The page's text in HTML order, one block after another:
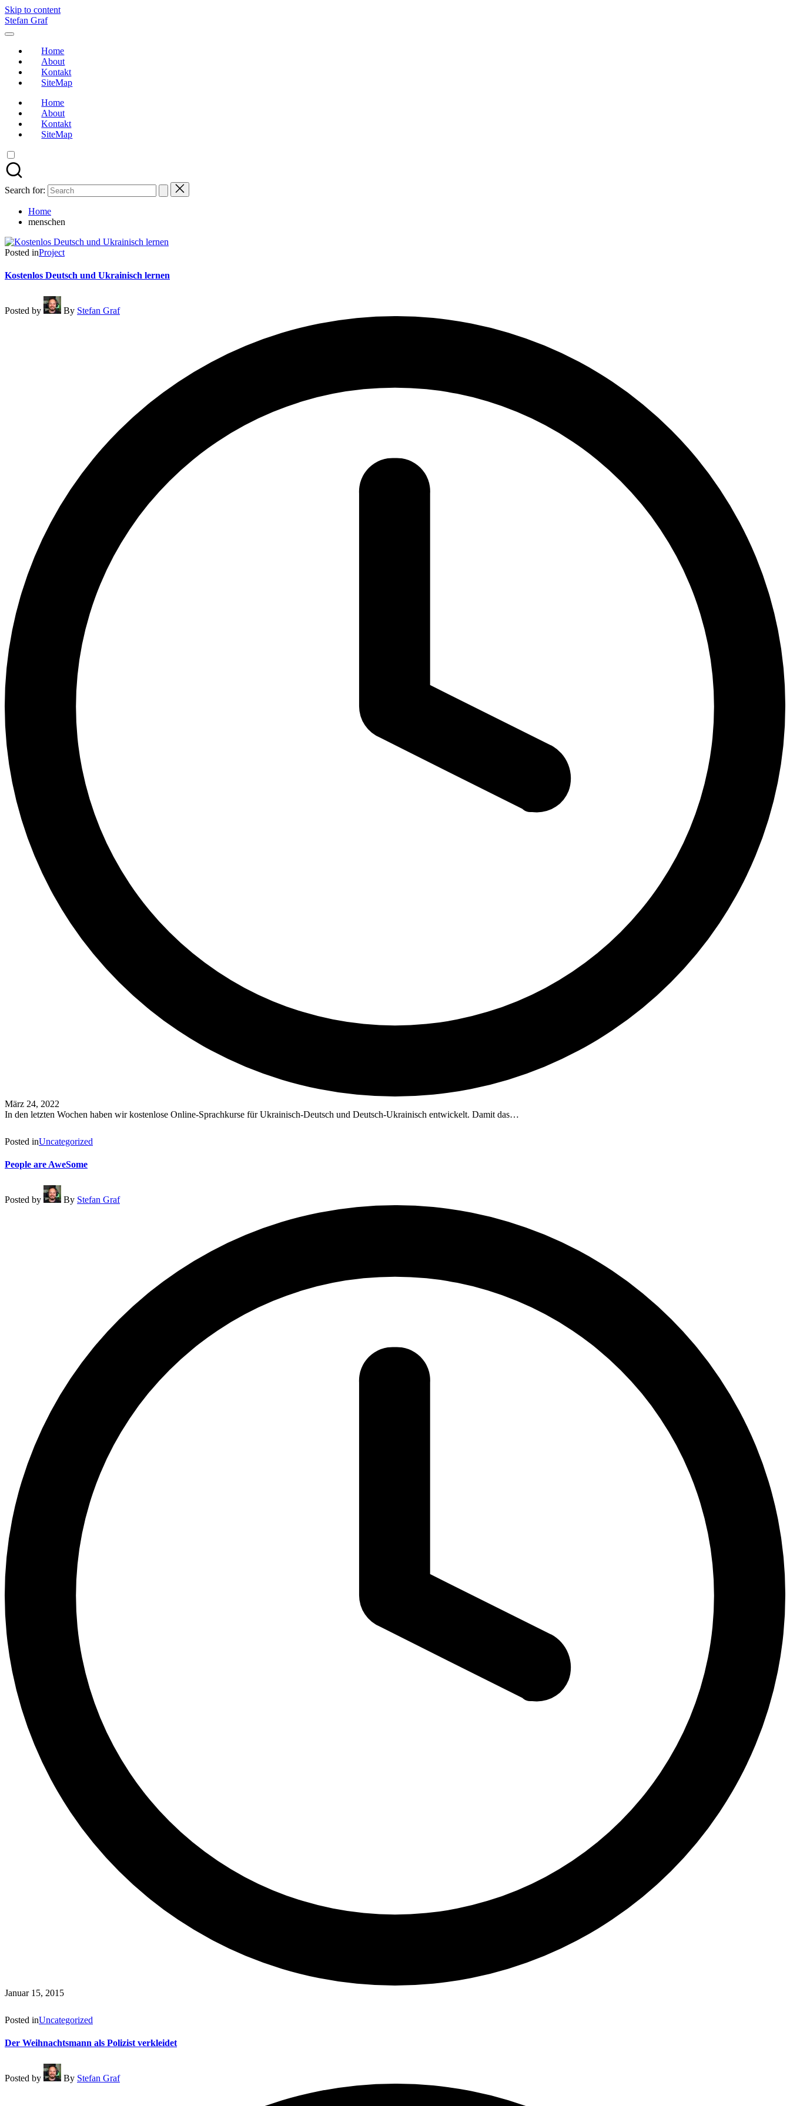
Skip to content
Stefan Graf
Home
About
Kontakt
SiteMap
Home
About
Kontakt
SiteMap
Search for:
Home
menschen
Posted inProject
Kostenlos Deutsch und Ukrainisch lernen
Posted by By Stefan Graf
März 24, 2022
In den letzten Wochen haben wir kostenlose Online-Sprachkurse für Ukrainisch-Deutsch und Deutsch-Ukrainisch entwickelt. Damit das…
Posted inUncategorized
People are AweSome
Posted by By Stefan Graf
Januar 15, 2015
Posted inUncategorized
Der Weihnachtsmann als Polizist verkleidet
Posted by By Stefan Graf